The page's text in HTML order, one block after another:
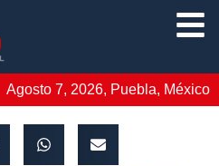
Agosto 7, 2026, Puebla, México